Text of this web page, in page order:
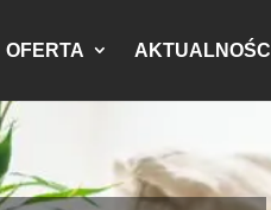
OFERTA AKTUALNOŚCI